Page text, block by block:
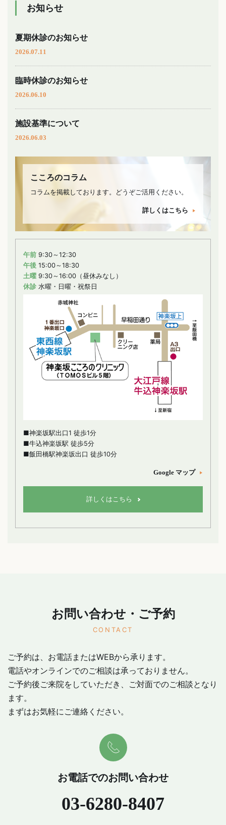
お知らせ
夏期休診のお知らせ
2026.07.11
臨時休診のお知らせ
2026.06.10
施設基準について
2026.06.03
こころのコラム
コラムを掲載しております。どうぞご活用ください。
詳しくはこちら
午前 9:30～12:30
午後 15:00～18:30
土曜 9:30～16:00（昼休みなし）
休診 水曜・日曜・祝祭日
■神楽坂駅出口1 徒歩1分
■牛込神楽坂駅 徒歩5分
■飯田橋駅神楽坂出口 徒歩10分
Google マップ
詳しくはこちら
お問い合わせ・ご予約
CONTACT
ご予約は、お電話またはWEBから承ります。
電話やオンラインでのご相談は承っておりません。
ご予約後ご来院をしていただき、ご対面でのご相談となり
ます。
まずはお気軽にご連絡ください。
お電話でのお問い合わせ
03-6280-8407